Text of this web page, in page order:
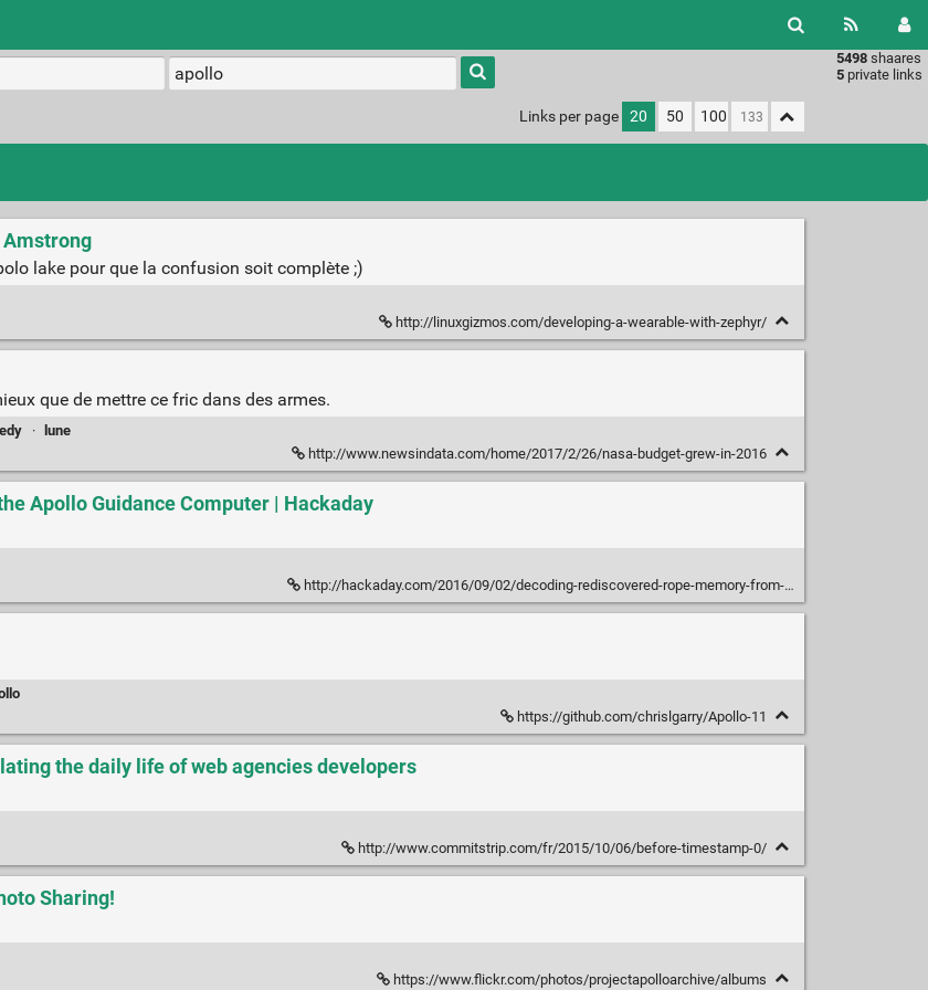
5498 shaares
5 private links
Type 1 or
more
characters
results.
Links per page 20 50 100
Amstrong
lake pour que la confusion soit complète ;)
http://linuxgizmos.com/developing-a-wearable-with-zephyr/
que de mettre ce fric dans des armes.
· lune
http://www.newsindata.com/home/2017/2/26/nasa-budget-grew-in-2016
Apollo Guidance Computer | Hackaday
http://hackaday.com/2016/09/02/decoding-rediscovered-rope-memory-from-the-apollo-guidance-computer/
https://github.com/chrislgarry/Apollo-11
the daily life of web agencies developers
http://www.commitstrip.com/fr/2015/10/06/before-timestamp-0/
Sharing!
https://www.flickr.com/photos/projectapolloarchive/albums